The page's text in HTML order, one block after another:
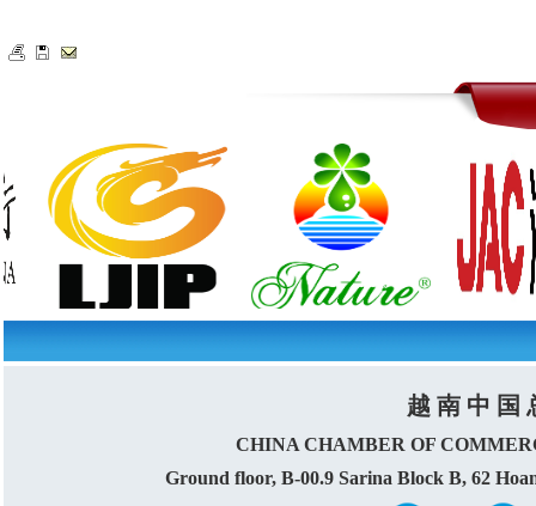
越 南 中 国
CHINA CHAMBER OF
Ground floor, B-00.9 Sarina Block B, 62